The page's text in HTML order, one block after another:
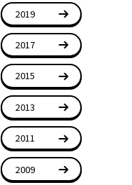
2019
2017
2015
2013
2011
2009